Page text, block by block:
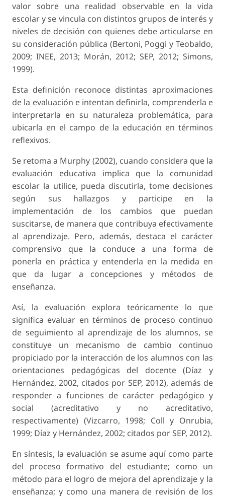
valor sobre una realidad observable en la vida
escolar y se vincula con distintos grupos de interés y
niveles de decisión con quienes debe articularse en
su consideración pública (Bertoni, Poggi y Teobaldo,
2009; INEE, 2013; Morán, 2012; SEP, 2012; Simons,
1999).
Esta definición reconoce distintas aproximaciones
de la evaluación e intentan definirla, comprenderla e
interpretarla en su naturaleza problemática, para
ubicarla en el campo de la educación en términos
reflexivos.
Se retoma a Murphy (2002), cuando considera que la
evaluación educativa implica que la comunidad
escolar la utilice, pueda discutirla, tome decisiones
según sus hallazgos y participe en la
implementación de los cambios que puedan
suscitarse, de manera que contribuya efectivamente
al aprendizaje. Pero, además, destaca el carácter
comprensivo que la conduce a una forma de
ponerla en práctica y entenderla en la medida en
que da lugar a concepciones y métodos de
enseñanza.
Así, la evaluación explora teóricamente lo que
significa evaluar en términos de proceso continuo
de seguimiento al aprendizaje de los alumnos, se
constituye un mecanismo de cambio continuo
propiciado por la interacción de los alumnos con las
orientaciones pedagógicas del docente (Díaz y
Hernández, 2002, citados por SEP, 2012), además de
responder a funciones de carácter pedagógico y
social (acreditativo y no acreditativo,
respectivamente) (Vizcarro, 1998; Coll y Onrubia,
1999; Díaz y Hernández, 2002; citados por SEP, 2012).
En síntesis, la evaluación se asume aquí como parte
del proceso formativo del estudiante; como un
método para el logro de mejora del aprendizaje y la
enseñanza; y como una manera de revisión de los